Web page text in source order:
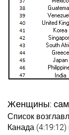
Женщины:
Список
Канада